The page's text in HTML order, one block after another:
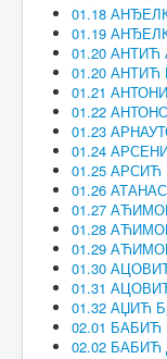
01.18
01.19
01.20 АНТИЋ
01.20 АНТИЋ
01.21
01.22
01.23
01.24
01.25 АРСИЋ
01.26
01.27
01.28
01.29
01.30
01.31
01.32 АЏИЋ
02.01 БАБИЋ
02.02 БАБИЋ